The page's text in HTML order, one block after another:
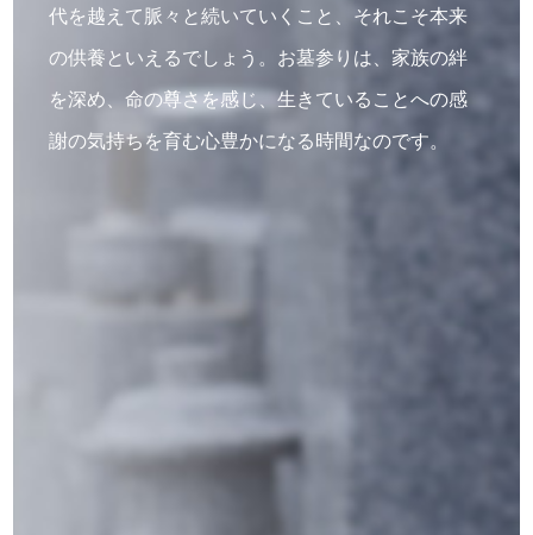
代を越えて脈々と続いていくこと、それこそ本来
の供養といえるでしょう。お墓参りは、家族の絆
を深め、命の尊さを感じ、生きていることへの感
謝の気持ちを育む心豊かになる時間なのです。